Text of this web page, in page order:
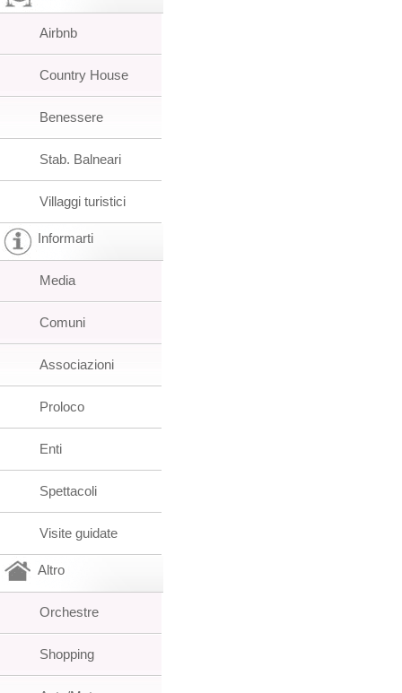
Airbnb
Country House
Benessere
Stab. Balneari
Villaggi turistici
Informarti
Media
Comuni
Associazioni
Proloco
Enti
Spettacoli
Visite guidate
Altro
Orchestre
Shopping